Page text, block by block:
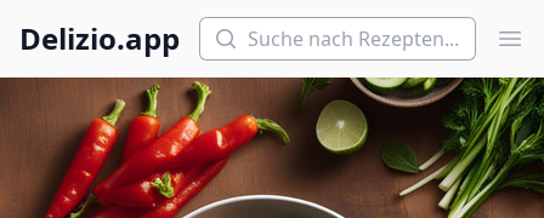
Delizio.app Suchen